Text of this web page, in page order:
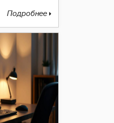
Подробнее